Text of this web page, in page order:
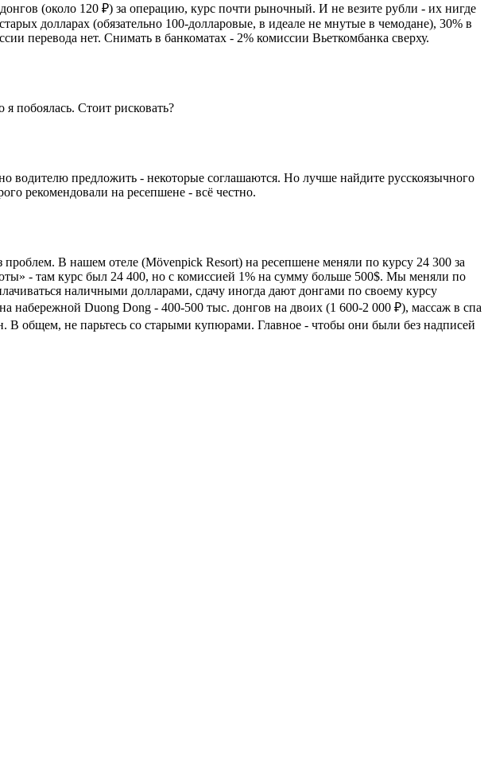
(около 120 ₽) за операцию, курс почти рыночный. И не везите рубли - их нигде
долларах (обязательно 100-долларовые, в идеале не мнутые в чемодане), 30% в
перевода нет. Снимать в банкоматах - 2% комиссии Вьеткомбанка сверху.
побоялась. Стоит рисковать?
водителю предложить - некоторые соглашаются. Но лучше найдите русскоязычного
рекомендовали на ресепшене - всё честно.
В нашем отеле (Mövenpick Resort) на ресепшене меняли по курсу 24 300 за
- там курс был 24 400, но с комиссией 1% на сумму больше 500$. Мы меняли по
наличными долларами, сдачу иногда дают донгами по своему курсу
Duong Dong - 400-500 тыс. донгов на двоих (1 600-2 000 ₽), массаж в спа
В общем, не парьтесь со старыми купюрами. Главное - чтобы они были без надписей